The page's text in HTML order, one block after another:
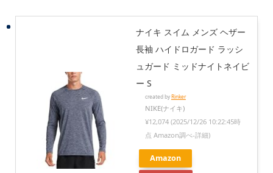
ナイキ スイム メンズ ヘザー
長袖 ハイドロガード ラッシ
ュガード ミッドナイトネイビ
ー S
created byRinker
NIKE(ナイキ)
¥12,074 (2025/12/26 10:22:45時
点 Amazon調べ-詳細)
Amazon